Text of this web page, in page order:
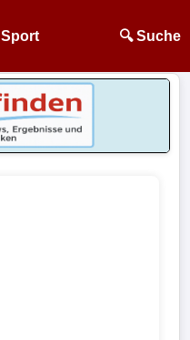
Sport 🔍 Suche